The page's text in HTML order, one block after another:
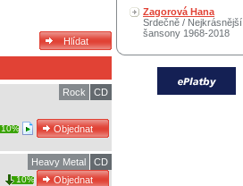
CD
Rock
10%
CD
Heavy Metal
10%
Zagorová Hana
Srdečně / Nejkrásnější
šansony 1968-2018